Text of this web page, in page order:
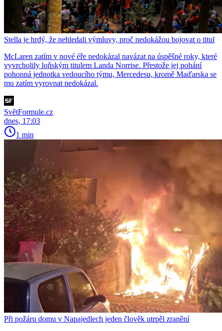
Stella je hrdý, že nehledali výmluvy, proč nedokážou bojovat o titul
McLaren zatím v nové éře nedokázal navázat na úspěšné roky, které
vyvrcholily loňským titulem Landa Norrise. Přestože jej pohání
pohonná jednotka vedoucího týmu, Mercedesu, kromě Maďarska se
mu zatím vyrovnat nedokázal.
SvětFormule.cz
dnes, 17:03
1 min
Při požáru domu v Napajedlech jeden člověk utrpěl zranění